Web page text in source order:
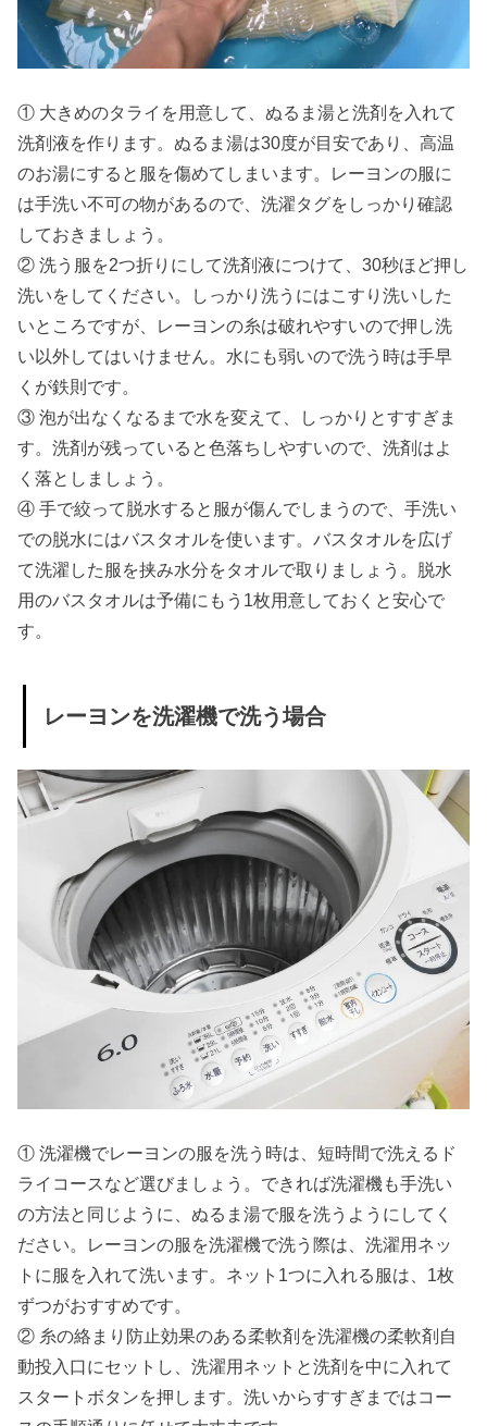
① 大きめのタライを用意して、ぬるま湯と洗剤を入れて
洗剤液を作ります。ぬるま湯は30度が目安であり、高温
のお湯にすると服を傷めてしまいます。レーヨンの服に
は手洗い不可の物があるので、洗濯タグをしっかり確認
しておきましょう。
② 洗う服を2つ折りにして洗剤液につけて、30秒ほど押し
洗いをしてください。しっかり洗うにはこすり洗いした
いところですが、レーヨンの糸は破れやすいので押し洗
い以外してはいけません。水にも弱いので洗う時は手早
くが鉄則です。
③ 泡が出なくなるまで水を変えて、しっかりとすすぎま
す。洗剤が残っていると色落ちしやすいので、洗剤はよ
く落としましょう。
④ 手で絞って脱水すると服が傷んでしまうので、手洗い
での脱水にはバスタオルを使います。バスタオルを広げ
て洗濯した服を挟み水分をタオルで取りましょう。脱水
用のバスタオルは予備にもう1枚用意しておくと安心で
す。
レーヨンを洗濯機で洗う場合
① 洗濯機でレーヨンの服を洗う時は、短時間で洗えるド
ライコースなど選びましょう。できれば洗濯機も手洗い
の方法と同じように、ぬるま湯で服を洗うようにしてく
ださい。レーヨンの服を洗濯機で洗う際は、洗濯用ネッ
トに服を入れて洗います。ネット1つに入れる服は、1枚
ずつがおすすめです。
② 糸の絡まり防止効果のある柔軟剤を洗濯機の柔軟剤自
動投入口にセットし、洗濯用ネットと洗剤を中に入れて
スタートボタンを押します。洗いからすすぎまではコー